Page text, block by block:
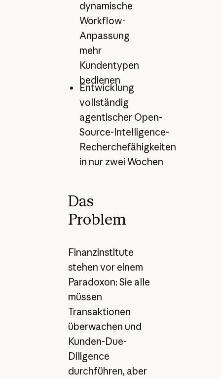
dynamische
Workflow-
Anpassung
mehr
Kundentypen
bedienen
Entwicklung
vollständig
agentischer Open-
Source-Intelligence-
Recherchefähigkeiten
in nur zwei Wochen
Das
Problem
Finanzinstitute
stehen vor einem
Paradoxon: Sie alle
müssen
Transaktionen
überwachen und
Kunden-Due-
Diligence
durchführen, aber